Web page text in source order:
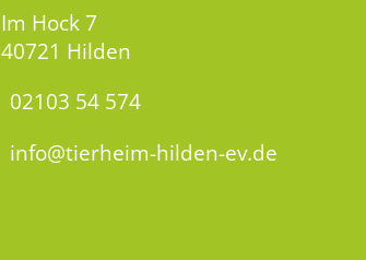
Im Hock 7
40721 Hilden
02103 54 574
info@tierheim-hilden-ev.de